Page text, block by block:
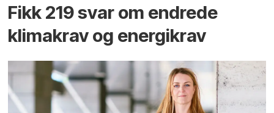
Fikk 219 svar om endrede
klimakrav og energikrav